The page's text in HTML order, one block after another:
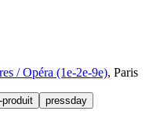
/ Opéra (1e-2e-9e), Paris
produit
pressday